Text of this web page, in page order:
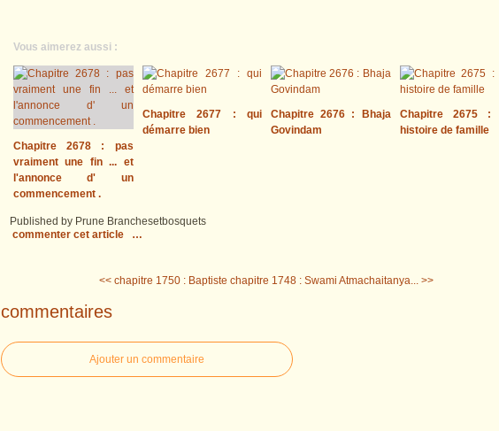
Vous aimerez aussi :
Chapitre 2678 : pas
vraiment une fin ... et
l'annonce d' un
commencement .
Chapitre 2677 : qui
démarre bien
Chapitre 2676 : Bhaja
Govindam
Chapitre 2675 :
histoire de famille
Published by Prune Branchesetbosquets
commenter cet article
…
<< chapitre 1750 : Baptiste chapitre 1748 : Swami Atmachaitanya... >>
commentaires
Ajouter un commentaire